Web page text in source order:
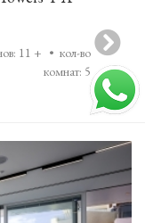
11 + • кол-во
комнат: 5